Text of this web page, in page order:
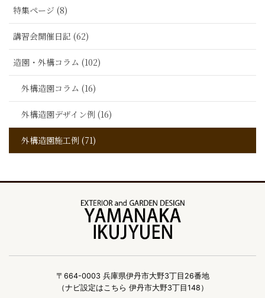
特集ページ (8)
講習会開催日記 (62)
造園・外構コラム (102)
外構造園コラム (16)
外構造園デザイン例 (16)
外構造園施工例 (71)
〒664-0003 兵庫県伊丹市大野3丁目26番地
（ナビ設定はこちら 伊丹市大野3丁目148）